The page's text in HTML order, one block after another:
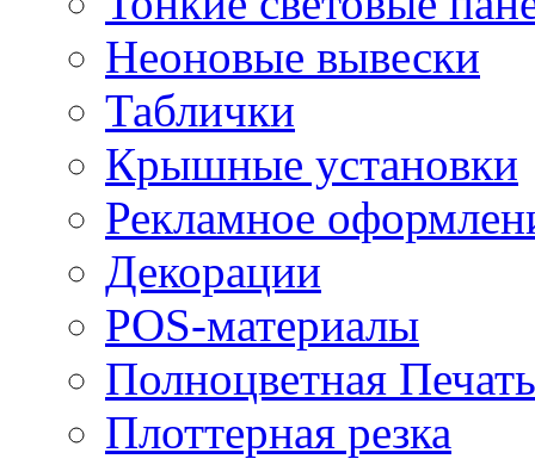
Неоновые вывески
Таблички
Крышные установки
Рекламное
Декорации
POS-материалы
Полноцветная Печать
Плоттерная резка